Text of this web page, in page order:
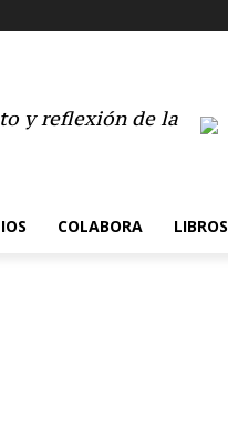
y reflexión de la
COLABORA LIBROS